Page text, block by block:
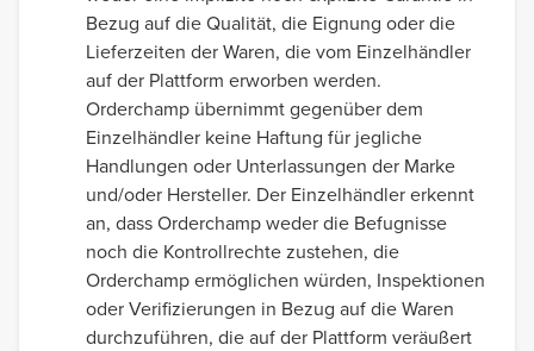
Bezug auf die Qualität, die Eignung oder die
Lieferzeiten der Waren, die vom Einzelhändler
auf der Plattform erworben werden.
Orderchamp übernimmt gegenüber dem
Einzelhändler keine Haftung für jegliche
Handlungen oder Unterlassungen der Marke
und/oder Hersteller. Der Einzelhändler erkennt
an, dass Orderchamp weder die Befugnisse
noch die Kontrollrechte zustehen, die
Orderchamp ermöglichen würden, Inspektionen
oder Verifizierungen in Bezug auf die Waren
durchzuführen, die auf der Plattform veräußert